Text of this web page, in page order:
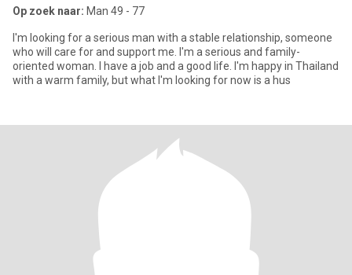
Op zoek naar: Man 49 - 77
I'm looking for a serious man with a stable relationship, someone
who will care for and support me. I'm a serious and family-
oriented woman. I have a job and a good life. I'm happy in Thailand
with a warm family, but what I'm looking for now is a hus